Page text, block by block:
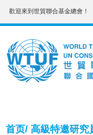
歡迎來到世貿聯合基金總會！
首页/ 高級特邀研究